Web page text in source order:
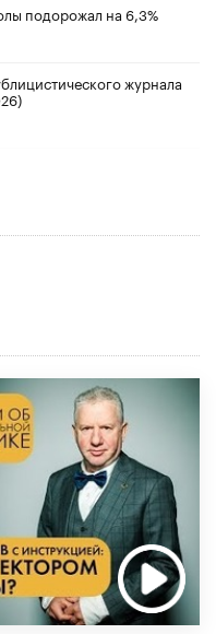
подорожал на 6,3%
журнала